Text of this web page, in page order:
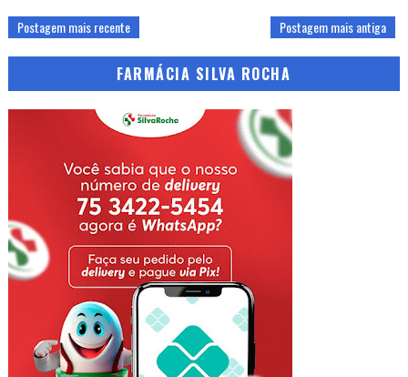
Postagem mais recente Postagem mais antiga
FARMÁCIA SILVA ROCHA